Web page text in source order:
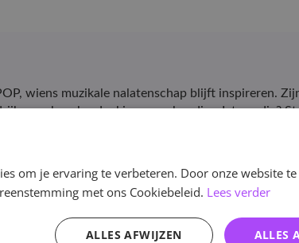
wiens muzikale nalatenschap blijft inspireren.
werk en herdenkingsmerchandise. Iets nodig?
charts.
Kim Jonghyeon
om je ervaring te verbeteren. Door onze website
met ons Cookiebeleid. Lees verder
ALLES
ALLES AFWIJZEN